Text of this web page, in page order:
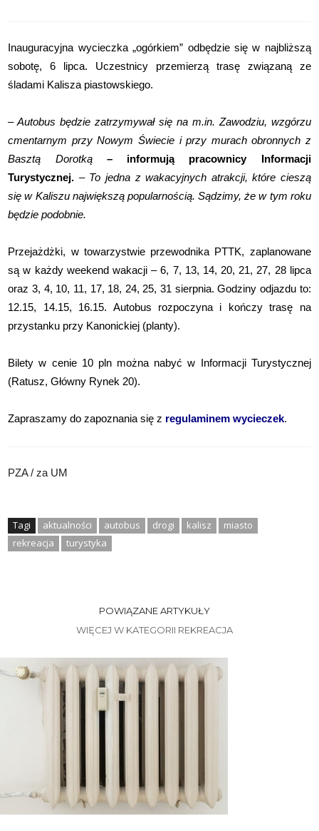
Inauguracyjna wycieczka „ogórkiem” odbędzie się w najbliższą
sobotę, 6 lipca. Uczestnicy przemierzą trasę związaną ze
śladami Kalisza piastowskiego.
–Autobus będzie zatrzymywał się na m.in. Zawodziu, wzgórzu
cmentarnym przy Nowym Świecie i przy murach obronnych z
Basztą Dorotką
– informują pracownicy Informacji
Turystycznej. – To jedna z wakacyjnych atrakcji, które cieszą
się w Kaliszu największą popularnością. Sądzimy, że w tym roku
będzie podobnie.
Przejażdżki, w towarzystwie przewodnika PTTK, zaplanowane
są w każdy weekend wakacji – 6, 7, 13, 14, 20, 21, 27, 28 lipca
oraz 3, 4, 10, 11, 17, 18, 24, 25, 31 sierpnia. Godziny odjazdu to:
12.15, 14.15, 16.15. Autobus rozpoczyna i kończy trasę na
przystanku przy Kanonickiej (planty).
Bilety w cenie 10 pln można nabyć w Informacji Turystycznej
(Ratusz, Główny Rynek 20).
Zapraszamy do zapoznania się z regulaminem wycieczek.
PZA / za UM
Tagi aktualności autobus drogi kalisz
miasto
rekreacja
turystyka
POWIĄZANE ARTYKUŁY
WIĘCEJ W KATEGORII REKREACJA